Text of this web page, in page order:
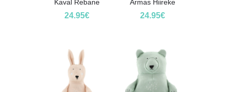
Kaval Rebane
24.95€
Armas Hiireke
24.95€